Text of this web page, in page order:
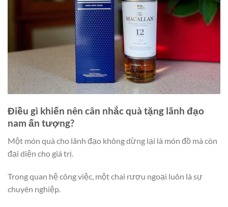
Điều gì khiến nên cân nhắc quà tặng lãnh đạo
nam ấn tượng?
Một món quà cho lãnh đạo không dừng lại là món đồ mà còn
đại diện cho giá trị.
Trong quan hệ công việc, một chai rượu ngoại luôn là sự
chuyên nghiệp.